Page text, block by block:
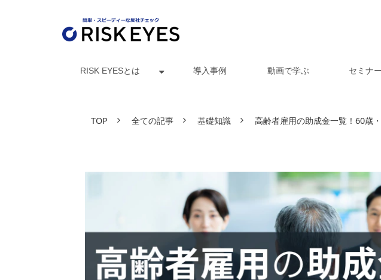
RISK EYESとは 導入事例 動画で学ぶ セミナ
TOP 全ての記事 基礎知識 高齢者雇用の助成金一覧！60歳